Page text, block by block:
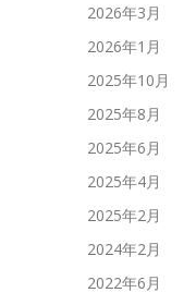
2026年3月
2026年1月
2025年10月
2025年8月
2025年6月
2025年4月
2025年2月
2024年2月
2022年6月